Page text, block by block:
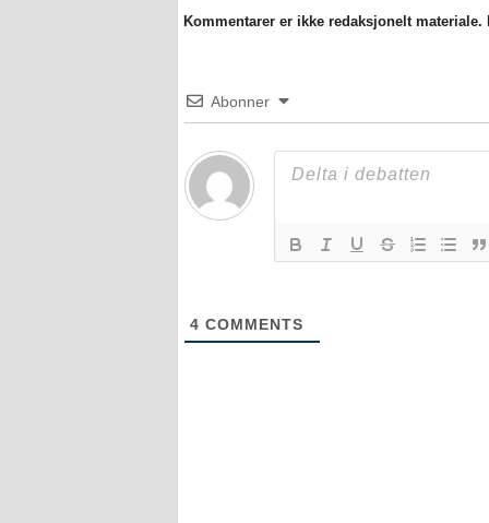
Kommentarer er ikke redaksjonelt
Abonner
4 COMMENTS